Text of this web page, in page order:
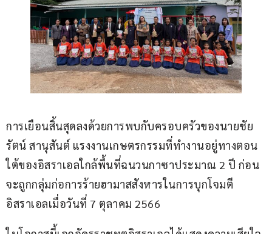
การเยือนสิ้นสุดลงด้วยการพบกับครอบครัวของนายชัย
รัตน์ สานุสันต์ แรงงานเกษตรกรรมที่ทำงานอยู่ทางตอน
ใต้ของอิสราเอลใกล้พื้นที่ฉนวนกาซาประมาณ 2 ปี ก่อน
จะถูกกลุ่มก่อการร้ายฮามาสสังหารในการบุกโจมตี
อิสราเอลเมื่อวันที่ 7 ตุลาคม 2566